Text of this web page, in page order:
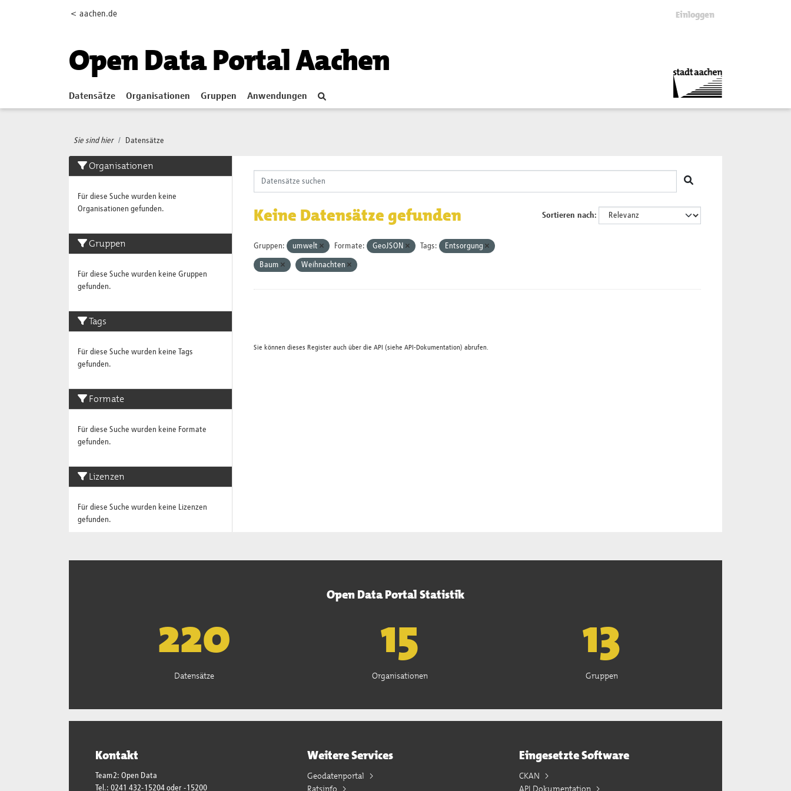
< aachen.de Einloggen
Open Data Portal Aachen
Datensätze Organisationen Gruppen Anwendungen
Sie sind hier Datensätze
Organisationen
Für diese Suche wurden keine
Organisationen gefunden.
Gruppen
Für diese Suche wurden keine Gruppen
gefunden.
Tags
Für diese Suche wurden keine Tags
gefunden.
Formate
Für diese Suche wurden keine Formate
gefunden.
Lizenzen
Für diese Suche wurden keine Lizenzen
gefunden.
Sortieren nach
Keine Datensätze gefunden
Gruppen: umwelt Formate: GeoJSON Tags: Entsorgung
Baum Weihnachten
Sie können dieses Register auch über die API (siehe API-Dokumentation) abrufen.
Open Data Portal Statistik
223
Datensätze
15
Organisationen
13
Gruppen
Kontakt
Team2: Open Data
Tel.: 0241 432-15204 oder -15200
Weitere Services
Geodatenportal
Ratsinfo
Eingesetzte Software
CKAN
API Dokumentation